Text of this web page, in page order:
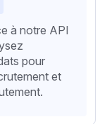
à notre API
pour
et